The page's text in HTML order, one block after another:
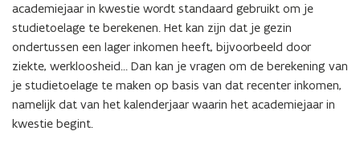
academiejaar in kwestie wordt standaard gebruikt om je
studietoelage te berekenen. Het kan zijn dat je gezin
ondertussen een lager inkomen heeft, bijvoorbeeld door
ziekte, werkloosheid… Dan kan je vragen om de berekening van
je studietoelage te maken op basis van dat recenter inkomen,
namelijk dat van het kalenderjaar waarin het academiejaar in
kwestie begint.